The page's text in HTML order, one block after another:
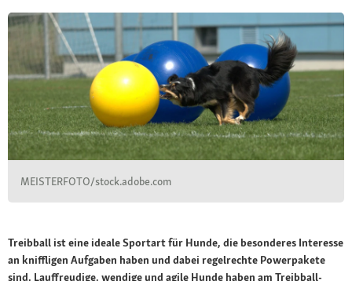
MEISTERFOTO/stock.adobe.com
Treibball ist eine ideale Sportart für Hunde, die besonderes Interesse
an kniffligen Aufgaben haben und dabei regelrechte Powerpakete
sind. Lauffreudige, wendige und agile Hunde haben am Treibball-